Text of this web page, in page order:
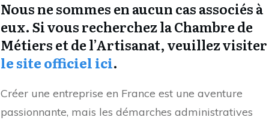
Nous ne sommes en aucun cas associés à
eux. Si vous recherchez la Chambre de
Métiers et de l’Artisanat, veuillez visiter
le site officiel ici.
Créer une entreprise en France est une aventure
passionnante, mais les démarches administratives